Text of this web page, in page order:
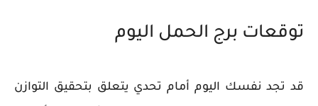
توقعات برج الحمل اليوم
قد تجد نفسك اليوم أمام تحدي يتعلق بتحقيق التوازن